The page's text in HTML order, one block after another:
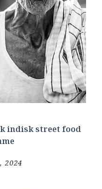
indisk street food
2024